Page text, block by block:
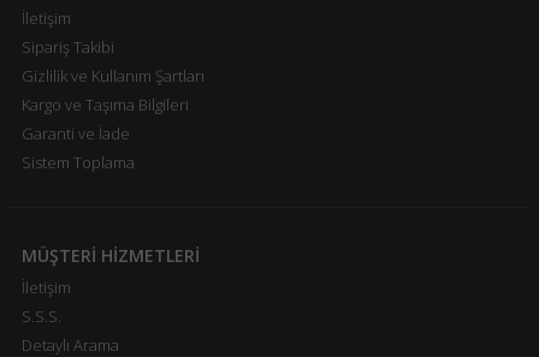
İletişim
Sipariş Takibi
Gizlilik ve Kullanım Şartları
Kargo ve Taşıma Bilgileri
Garanti ve İade
Sistem Toplama
MÜŞTERİ HİZMETLERİ
İletişim
S.S.S.
Detaylı Arama